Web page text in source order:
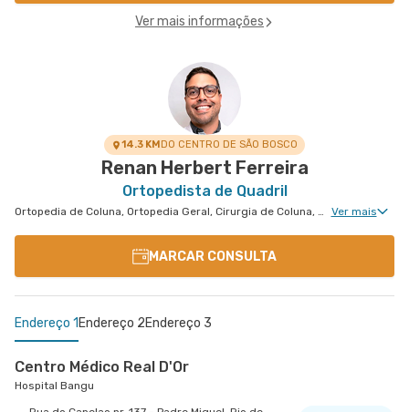
Ver mais informações
14.3 KMDO CENTRO DE SÃO BOSCO
Renan Herbert Ferreira
Ortopedista de Quadril
Ortopedia de Coluna, Ortopedia Geral, Cirurgia de Coluna, Cirurgia de Quadril Ver mais
MARCAR CONSULTA
Endereço 1 Endereço 2Endereço 3
Centro Médico Real D'Or
Hospital Bangu